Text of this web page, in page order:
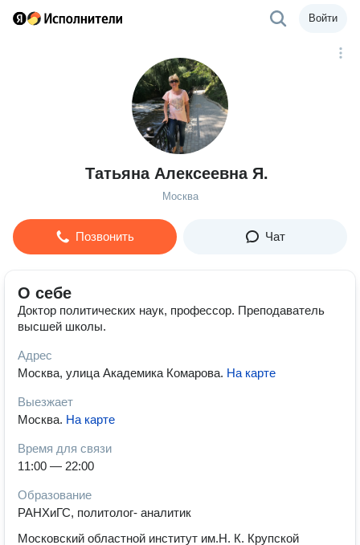
Войти
Татьяна Алексеевна Я.
Москва
Позвонить Чат
О себе
Доктор политических наук, профессор. Преподаватель
высшей школы.
Адрес
Москва, улица Академика Комарова. На карте
Выезжает
Москва. На карте
Время для связи
11:00 — 22:00
Образование
РАНХиГС, политолог- аналитик
Московский областной институт им.Н. К. Крупской